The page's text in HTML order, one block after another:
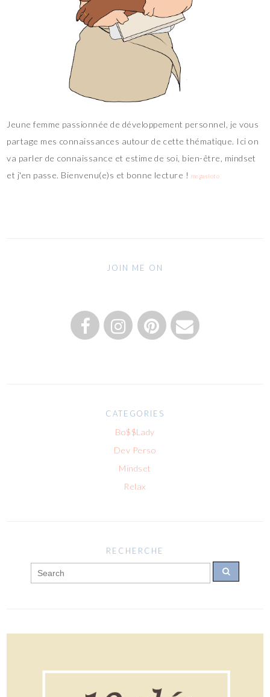
Jeune femme passionnée de développement personnel, je vous
partage mes connaissances autour de cette thématique. Ici on
va parler de connaissance et estime de soi, bien-être, mindset
et j'en passe. Bienvenu(e)s et bonne lecture ! megasloto
JOIN ME ON
CATEGORIES
Bo$$Lady
Dev Perso
Mindset
Relax
RECHERCHE